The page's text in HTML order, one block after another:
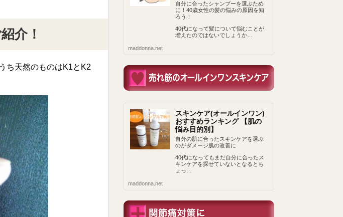
介！
ち天然のものはK1とK2
自分に合ったシャンプーを選ぶため
に！40歳女性の髪の悩みの原因を知
ろう！
40代になって髪について悩むことが
増えたのではないでしょうか…
maddonna.net
スキンケア(オールインワン)
おすすめランキング 【肌の
悩み目的別】
自分の肌に合ったスキンケアを選ぶ
のがダメージ肌の改善に
40代になってもまだ自分に合ったス
キンケアを探せていないとなるとち
ょっ…
maddonna.net